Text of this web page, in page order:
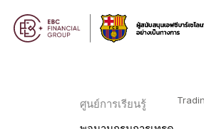
ศูนย์การเรียนรู้